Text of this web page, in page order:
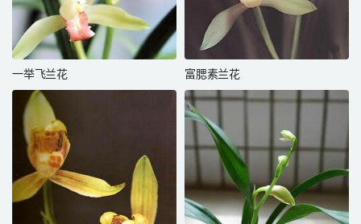
一举飞兰花 富腮素兰花